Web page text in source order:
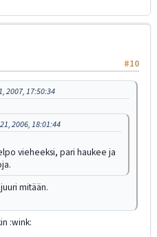
#10
2007, 17:50:34
2006, 18:01:44
vieheeksi, pari haukee ja
mitään.
:wink: